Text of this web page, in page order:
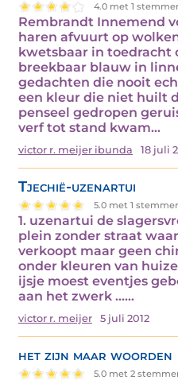
4.0 met 1
Rembrandt Innemend
haren afvuurt op
kwetsbaar in toedracht
breekbaar blauw in
gedachten die nooit
een kleur die niet huilt
penseel gedropen
verf tot stand kwam…
victor r. meijer ibunda 18 juli
Tjechië-uzenartui
5.0 met 1
1. uzenartui de
plein zonder straat
verkoopt maar geen
onder kleuren van
ijsje moest eventjes
aan het zwerk ...…
victor r. meijer 5 juli 2012
het zijn maar woorden
5.0 met 2